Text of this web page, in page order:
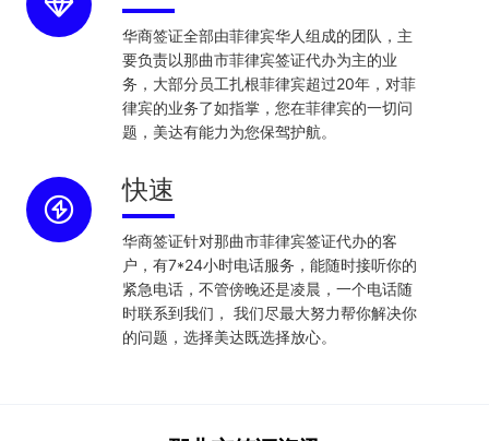
华商签证全部由菲律宾华人组成的团队，主
要负责以那曲市菲律宾签证代办为主的业
务，大部分员工扎根菲律宾超过20年，对菲
律宾的业务了如指掌，您在菲律宾的一切问
题，美达有能力为您保驾护航。
快速
华商签证针对那曲市菲律宾签证代办的客
户，有7*24小时电话服务，能随时接听你的
紧急电话，不管傍晚还是凌晨，一个电话随
时联系到我们， 我们尽最大努力帮你解决你
的问题，选择美达既选择放心。